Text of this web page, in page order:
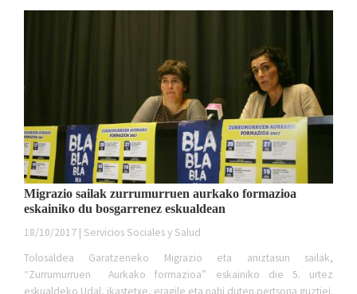
Migrazio sailak zurrumurruen aurkako formazioa
eskainiko du bosgarrenez eskualdean
18/10/2017 | Servicios Sociales y Salud
Tolosaldea Garatzeneko Migrazio eta aniztasun sailak,
“Zurrumurruen Aurkako formazioa” eskainiko die 5. urtez
eskualdeko Udal, ikastetxe, eragile eta nahi duten pertsona guztiei.